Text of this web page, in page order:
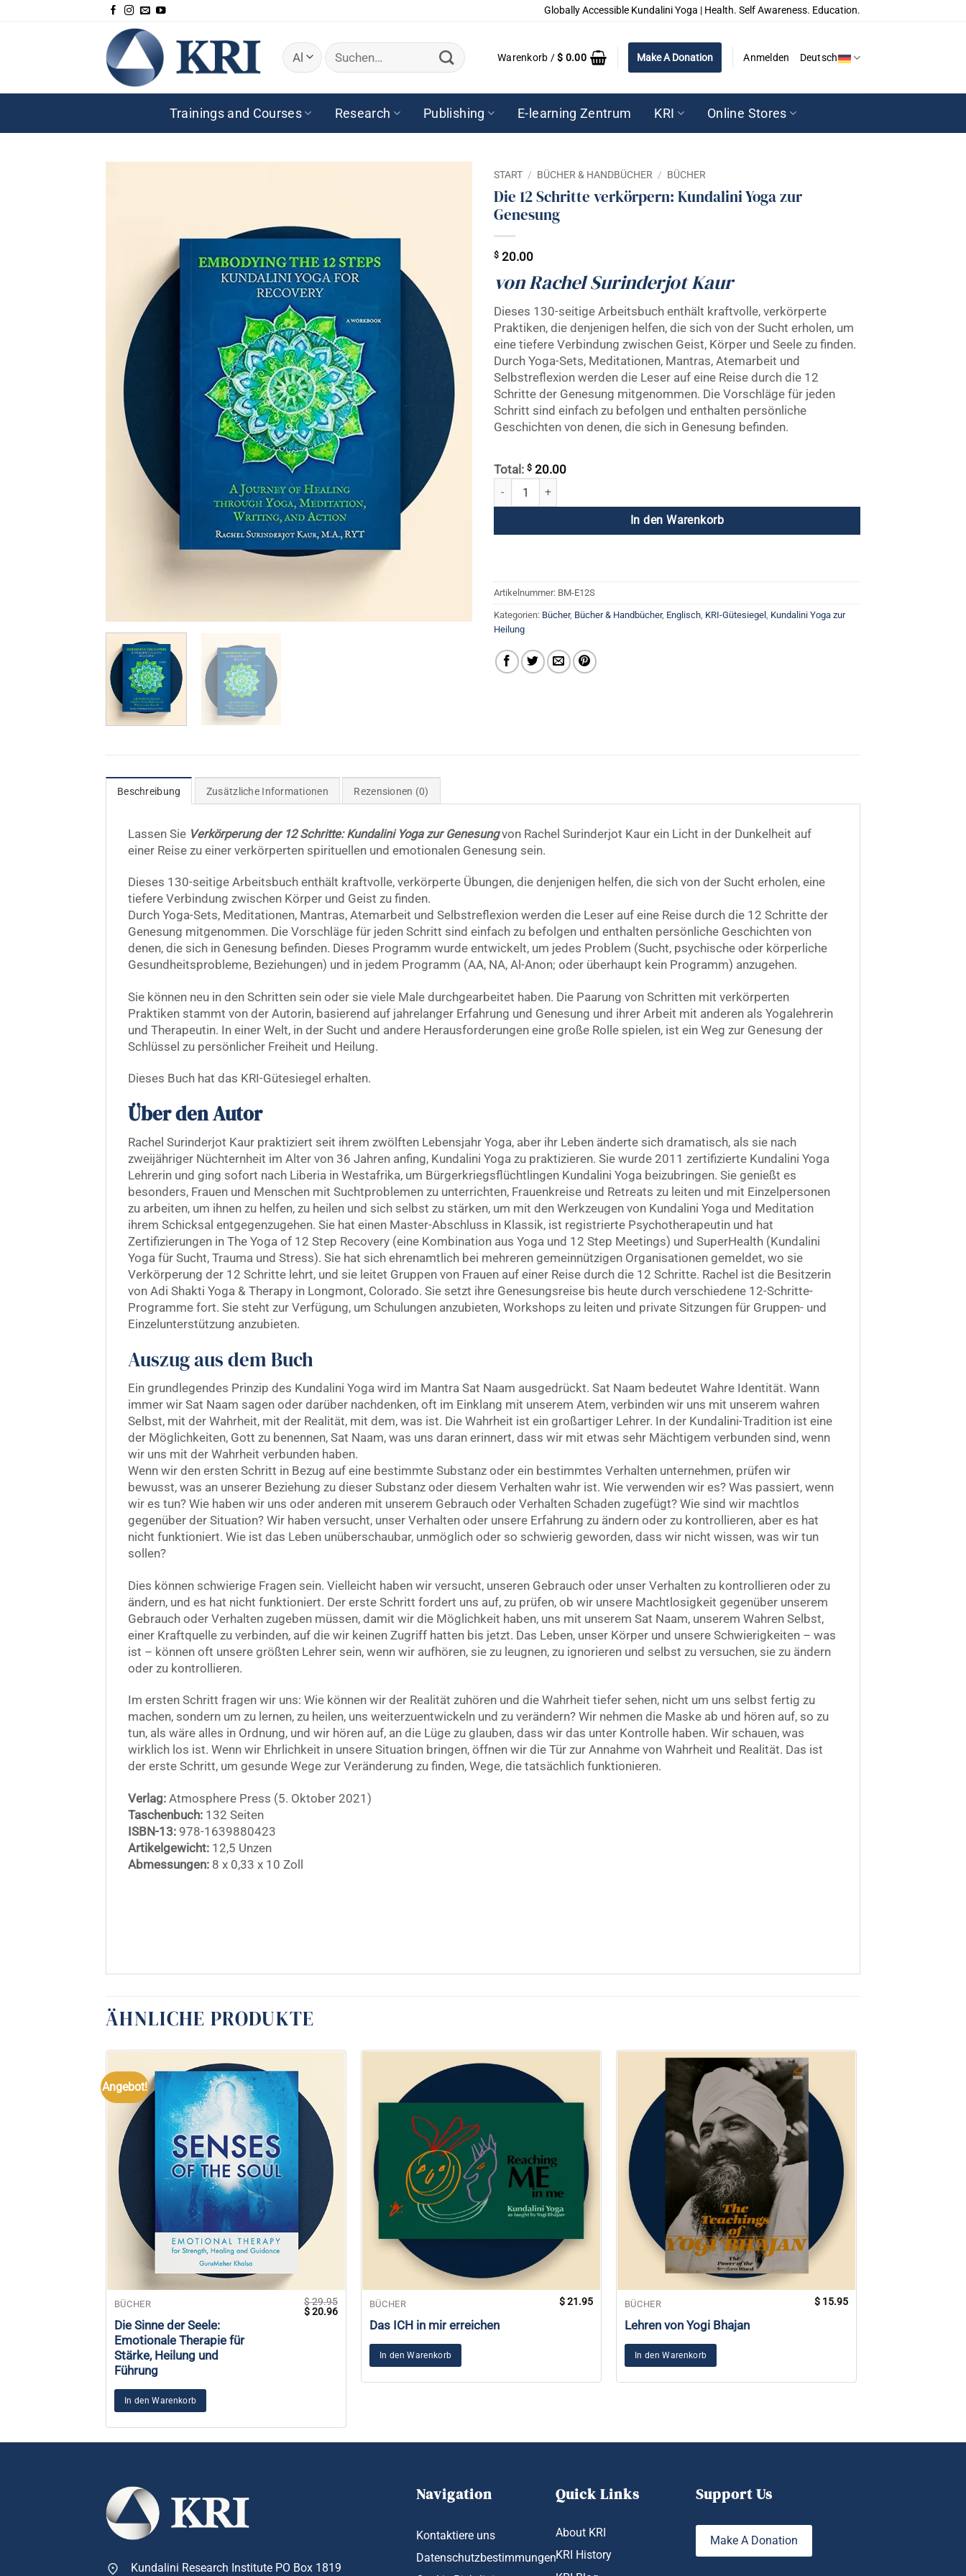
Globally Accessible Kundalini Yoga | Health. Self Awareness. Education.
Suchen
nach:
Warenkorb /$ 0.00 Make A Donation Anmelden Deutsch
Trainings and Courses Research Publishing E-learning Zentrum KRI Online Stores
START / BÜCHER & HANDBÜCHER / BÜCHER
Die 12 Schritte verkörpern: Kundalini Yoga zur
Genesung
$ 20.00
von Rachel Surinderjot Kaur
Dieses 130-seitige Arbeitsbuch enthält kraftvolle, verkörperte
Praktiken, die denjenigen helfen, die sich von der Sucht erholen, um
eine tiefere Verbindung zwischen Geist, Körper und Seele zu finden.
Durch Yoga-Sets, Meditationen, Mantras, Atemarbeit und
Selbstreflexion werden die Leser auf eine Reise durch die 12
Schritte der Genesung mitgenommen. Die Vorschläge für jeden
Schritt sind einfach zu befolgen und enthalten persönliche
Geschichten von denen, die sich in Genesung befinden.
Total: $ 20.00
Die 12 Schritte verkörpern: Kundalini Yoga zur Genesung Menge
In den Warenkorb
Artikelnummer: BM-E12S
Kategorien: Bücher, Bücher & Handbücher, Englisch, KRI-Gütesiegel , Kundalini Yoga zur
Heilung
Beschreibung Zusätzliche Informationen Rezensionen (0)
Lassen Sie Verkörperung der 12 Schritte: Kundalini Yoga zur Genesungvon Rachel Surinderjot Kaur ein Licht in der Dunkelheit auf
einer Reise zu einer verkörperten spirituellen und emotionalen Genesung sein.
Dieses 130-seitige Arbeitsbuch enthält kraftvolle, verkörperte Übungen, die denjenigen helfen, die sich von der Sucht erholen, eine
tiefere Verbindung zwischen Körper und Geist zu finden.
Durch Yoga-Sets, Meditationen, Mantras, Atemarbeit und Selbstreflexion werden die Leser auf eine Reise durch die 12 Schritte der
Genesung mitgenommen. Die Vorschläge für jeden Schritt sind einfach zu befolgen und enthalten persönliche Geschichten von
denen, die sich in Genesung befinden. Dieses Programm wurde entwickelt, um jedes Problem (Sucht, psychische oder körperliche
Gesundheitsprobleme, Beziehungen) und in jedem Programm (AA, NA, Al-Anon; oder überhaupt kein Programm) anzugehen.
Sie können neu in den Schritten sein oder sie viele Male durchgearbeitet haben. Die Paarung von Schritten mit verkörperten
Praktiken stammt von der Autorin, basierend auf jahrelanger Erfahrung und Genesung und ihrer Arbeit mit anderen als Yogalehrerin
und Therapeutin. In einer Welt, in der Sucht und andere Herausforderungen eine große Rolle spielen, ist ein Weg zur Genesung der
Schlüssel zu persönlicher Freiheit und Heilung.
Dieses Buch hat das KRI-Gütesiegel erhalten.
Über den Autor
Rachel Surinderjot Kaur praktiziert seit ihrem zwölften Lebensjahr Yoga, aber ihr Leben änderte sich dramatisch, als sie nach
zweijähriger Nüchternheit im Alter von 36 Jahren anfing, Kundalini Yoga zu praktizieren. Sie wurde 2011 zertifizierte Kundalini Yoga
Lehrerin und ging sofort nach Liberia in Westafrika, um Bürgerkriegsflüchtlingen Kundalini Yoga beizubringen. Sie genießt es
besonders, Frauen und Menschen mit Suchtproblemen zu unterrichten, Frauenkreise und Retreats zu leiten und mit Einzelpersonen
zu arbeiten, um ihnen zu helfen, zu heilen und sich selbst zu stärken, um mit den Werkzeugen von Kundalini Yoga und Meditation
ihrem Schicksal entgegenzugehen. Sie hat einen Master-Abschluss in Klassik, ist registrierte Psychotherapeutin und hat
Zertifizierungen in The Yoga of 12 Step Recovery (eine Kombination aus Yoga und 12 Step Meetings) und SuperHealth (Kundalini
Yoga für Sucht, Trauma und Stress). Sie hat sich ehrenamtlich bei mehreren gemeinnützigen Organisationen gemeldet, wo sie
Verkörperung der 12 Schritte lehrt, und sie leitet Gruppen von Frauen auf einer Reise durch die 12 Schritte. Rachel ist die Besitzerin
von Adi Shakti Yoga & Therapy in Longmont, Colorado. Sie setzt ihre Genesungsreise bis heute durch verschiedene 12-Schritte-
Programme fort. Sie steht zur Verfügung, um Schulungen anzubieten, Workshops zu leiten und private Sitzungen für Gruppen- und
Einzelunterstützung anzubieten.
Auszug aus dem Buch
Ein grundlegendes Prinzip des Kundalini Yoga wird im Mantra Sat Naam ausgedrückt. Sat Naam bedeutet Wahre Identität. Wann
immer wir Sat Naam sagen oder darüber nachdenken, oft im Einklang mit unserem Atem, verbinden wir uns mit unserem wahren
Selbst, mit der Wahrheit, mit der Realität, mit dem, was ist. Die Wahrheit ist ein großartiger Lehrer. In der Kundalini-Tradition ist eine
der Möglichkeiten, Gott zu benennen, Sat Naam, was uns daran erinnert, dass wir mit etwas sehr Mächtigem verbunden sind, wenn
wir uns mit der Wahrheit verbunden haben.
Wenn wir den ersten Schritt in Bezug auf eine bestimmte Substanz oder ein bestimmtes Verhalten unternehmen, prüfen wir
bewusst, was an unserer Beziehung zu dieser Substanz oder diesem Verhalten wahr ist. Wie verwenden wir es? Was passiert, wenn
wir es tun? Wie haben wir uns oder anderen mit unserem Gebrauch oder Verhalten Schaden zugefügt? Wie sind wir machtlos
gegenüber der Situation? Wir haben versucht, unser Verhalten oder unsere Erfahrung zu ändern oder zu kontrollieren, aber es hat
nicht funktioniert. Wie ist das Leben unüberschaubar, unmöglich oder so schwierig geworden, dass wir nicht wissen, was wir tun
sollen?
Dies können schwierige Fragen sein. Vielleicht haben wir versucht, unseren Gebrauch oder unser Verhalten zu kontrollieren oder zu
ändern, und es hat nicht funktioniert. Der erste Schritt fordert uns auf, zu prüfen, ob wir unsere Machtlosigkeit gegenüber unserem
Gebrauch oder Verhalten zugeben müssen, damit wir die Möglichkeit haben, uns mit unserem Sat Naam, unserem Wahren Selbst,
einer Kraftquelle zu verbinden, auf die wir keinen Zugriff hatten bis jetzt. Das Leben, unser Körper und unsere Schwierigkeiten – was
ist – können oft unsere größten Lehrer sein, wenn wir aufhören, sie zu leugnen, zu ignorieren und selbst zu versuchen, sie zu ändern
oder zu kontrollieren.
Im ersten Schritt fragen wir uns: Wie können wir der Realität zuhören und die Wahrheit tiefer sehen, nicht um uns selbst fertig zu
machen, sondern um zu lernen, zu heilen, uns weiterzuentwickeln und zu verändern? Wir nehmen die Maske ab und hören auf, so zu
tun, als wäre alles in Ordnung, und wir hören auf, an die Lüge zu glauben, dass wir das unter Kontrolle haben. Wir schauen, was
wirklich los ist. Wenn wir Ehrlichkeit in unsere Situation bringen, öffnen wir die Tür zur Annahme von Wahrheit und Realität. Das ist
der erste Schritt, um gesunde Wege zur Veränderung zu finden, Wege, die tatsächlich funktionieren.
Verlag: Atmosphere Press (5. Oktober 2021)
Taschenbuch: 132 Seiten
ISBN-13: 978-1639880423
Artikelgewicht: 12,5 Unzen
Abmessungen: 8 x 0,33 x 10 Zoll
ÄHNLICHE PRODUKTE
Angebot!
BÜCHER
Die Sinne der Seele:
Emotionale Therapie für
Stärke, Heilung und
Führung
$29.95
Ursprünglicher
$20.96Aktueller
$ 20.96.
In den Warenkorb
BÜCHER
Das ICH in mir erreichen
$21.95
In den Warenkorb
BÜCHER
Lehren von Yogi Bhajan
$ 15.95
In den Warenkorb
Kundalini Research Institute PO Box 1819
Navigation
Kontaktiere uns
Datenschutzbestimmungen
Quick Links
About KRI
KRI History
Support Us
Make A Donation